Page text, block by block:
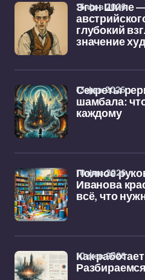
Эгон Шиле —
глубокий
значение
16 фев 2026
Секреты
шамбала:
каждому
13 фев 2026
Полное
Иванова
всё, что
10 фев 2026
Как
10 фев 2026